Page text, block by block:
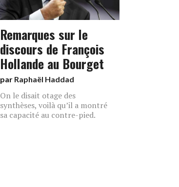
Remarques sur le
discours de François
Hollande au Bourget
par Raphaël Haddad
On le disait otage des
synthèses, voilà qu’il a montré
sa capacité au contre-pied.